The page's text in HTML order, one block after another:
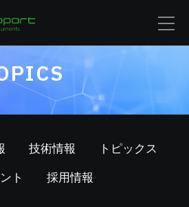
技術情報 トピックス
ト 採用情報